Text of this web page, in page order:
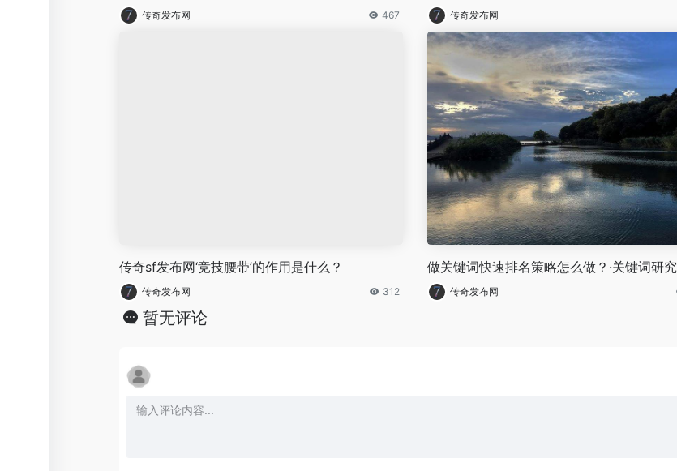
传奇发布网 467 传奇发布网
传奇sf发布网‘竞技腰带’的作用是什么？
传奇发布网 312
做关键词快速排名策略怎么做？·关键词研究
传奇发布网
暂无评论